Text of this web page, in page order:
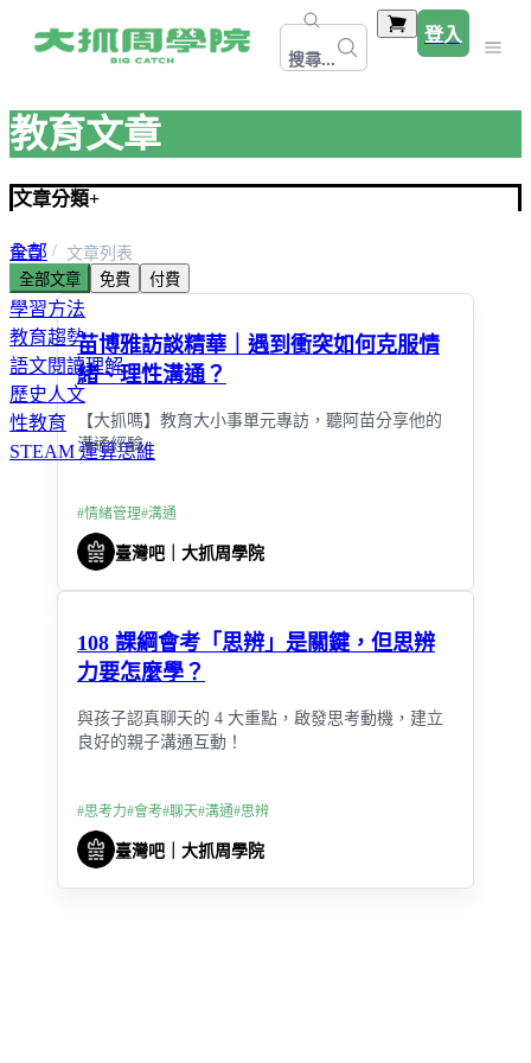
搜尋...
登入
教育文章
文章分類+
全部
精選文章
學習方法
教育趨勢
語文閱讀理解
歷史人文
性教育
STEAM 運算思維
首頁
文章列表
全部文章
免費 付費
苗博雅訪談精華｜遇到衝突如何克服情
緒、理性溝通？
【大抓嗎】教育大小事單元專訪，聽阿苗分享他的
溝通經驗
#情緒管理#溝通
臺灣吧｜大抓周學院
108 課綱會考「思辨」是關鍵，但思辨
力要怎麼學？
與孩子認真聊天的 4 大重點，啟發思考動機，建立
良好的親子溝通互動！
#思考力#會考#聊天#溝通#思辨
臺灣吧｜大抓周學院